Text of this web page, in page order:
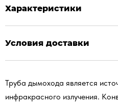
Характеристики
Условия доставки
Труба дымохода является
инфракрасного излучения.